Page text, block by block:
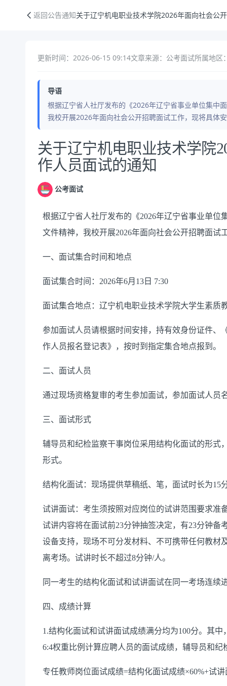
返回公告通知关于辽宁机电职业技术学院2026年面向社会公
更新时间：2026-06-15 09:14文章来源：公考面试所属地区
导语
根据辽宁省人社厅发布的《2026年辽宁省事业单位集中
我校开展2026年面向社会公开招聘面试工作，现将具体
公告正文
关于辽宁机电职业技术学院
作人员面试的通知
公考面试
根据辽宁省人社厅发布的《2026年辽宁省事业单位
文件精神，我校开展2026年面向社会公开招聘面试
一、面试集合时间和地点
面试集合时间 ： 2026年6月 13 日 7:30
面试集合地点：辽宁机电职业技术学院大学生素质
参加面试人员请根据时间安排，持有效身份证件、
作人员报名登记表》，按时到指定集合地点报到。
二、面试人员
通过现场资格复审的考生参加面试，参加面试人员
三、面试形式
辅导员和纪检监察干事岗位采用结构化面试的形式
形式。
结构化面试：现场提供草稿纸、笔，面试时长为15
试讲面试：考生须按照对应岗位的试讲范围要求准
试讲内容将在面试前23分钟抽签决定，有23分钟备
设备支持，现场不可分发材料、不可携带任何教材
离考场。试讲时长不超过8分钟/人。
同一考生的结构化面试和试讲面试在同一考场连续
四、成绩计算
1.结构化面试和试讲面试成绩满分均为100分。其
6:4权重比例计算应聘人员的面试成绩，辅导员和纪
专任教师岗位面试成绩=结构化面试成绩×60%+试